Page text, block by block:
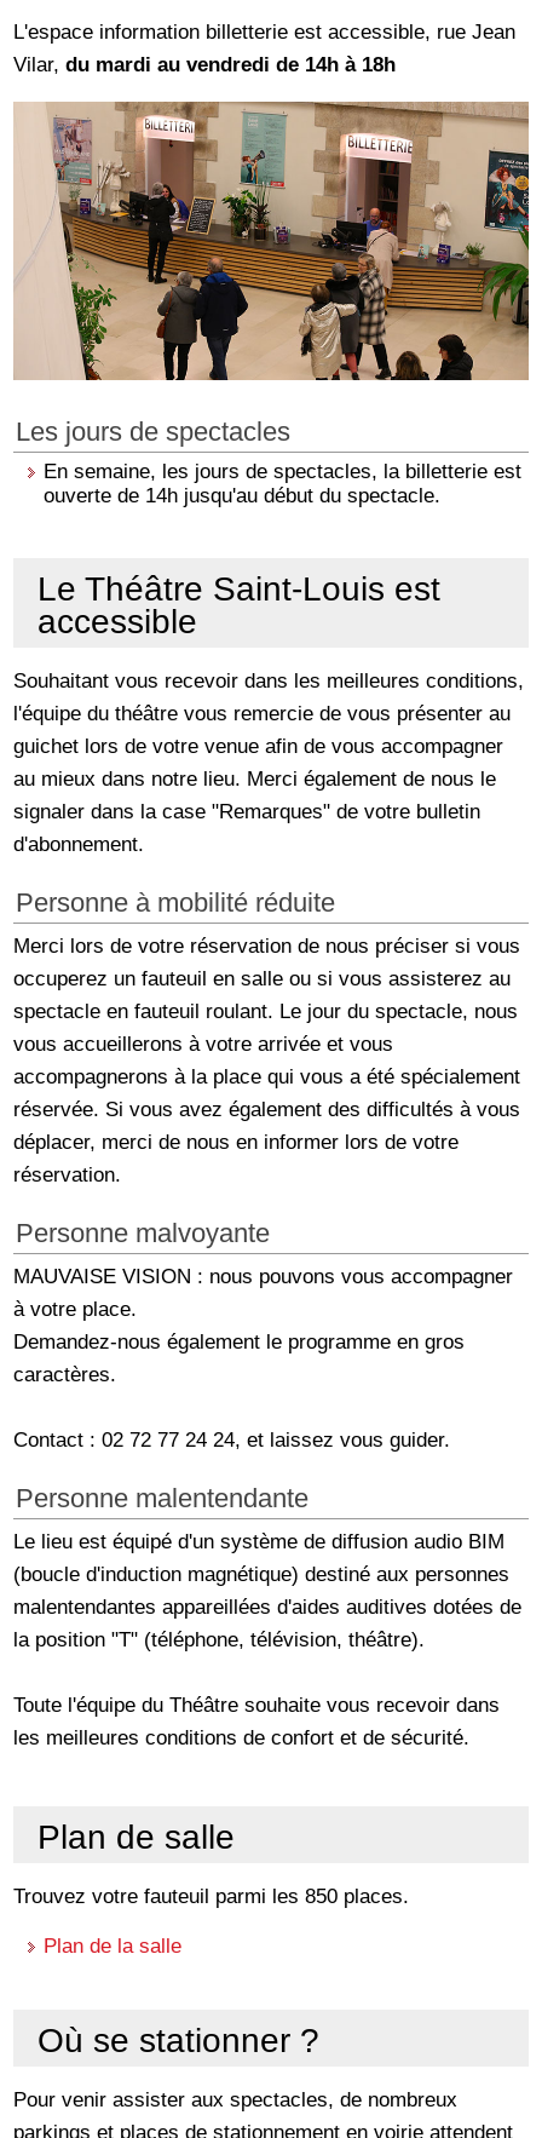
L'espace information billetterie est accessible, rue Jean
Vilar,du mardi au vendredi de 14h à 18h
Les jours de spectacles
En semaine, les jours de spectacles, la billetterie est
ouverte de 14h jusqu'au début du spectacle.
Le Théâtre Saint-Louis est
accessible
Souhaitant vous recevoir dans les meilleures conditions,
l'équipe du théâtre vous remercie de vous présenter au
guichet lors de votre venue afin de vous accompagner
au mieux dans notre lieu. Merci également de nous le
signaler dans la case "Remarques" de votre bulletin
d'abonnement.
Personne à mobilité réduite
Merci lors de votre réservation de nous préciser si vous
occuperez un fauteuil en salle ou si vous assisterez au
spectacle en fauteuil roulant. Le jour du spectacle, nous
vous accueillerons à votre arrivée et vous
accompagnerons à la place qui vous a été spécialement
réservée. Si vous avez également des difficultés à vous
déplacer, merci de nous en informer lors de votre
réservation.
Personne malvoyante
MAUVAISE VISION : nous pouvons vous accompagner
à votre place.
Demandez-nous également le programme en gros
caractères.
Contact : 02 72 77 24 24, et laissez vous guider.
Personne malentendante
Le lieu est équipé d'un système de diffusion audio BIM
(boucle d'induction magnétique) destiné aux personnes
malentendantes appareillées d'aides auditives dotées de
la position "T" (téléphone, télévision, théâtre).
Toute l'équipe du Théâtre souhaite vous recevoir dans
les meilleures conditions de confort et de sécurité.
Plan de salle
Trouvez votre fauteuil parmi les 850 places.
Plan de la salle
Où se stationner ?
Pour venir assister aux spectacles, de nombreux
parkings et places de stationnement en voirie attendent